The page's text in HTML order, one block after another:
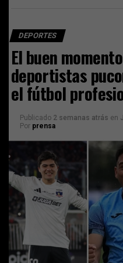
DEPORTES
El buen
deportistas
el fútbol
Publicado 2 semanas atrás en
Por prensa